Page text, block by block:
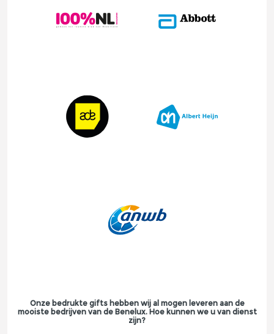
Onze bedrukte gifts hebben wij al mogen leveren aan de
mooiste bedrijven van de Benelux. Hoe kunnen we u van dienst
zijn?